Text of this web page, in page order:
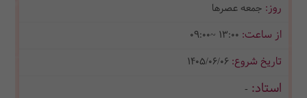
جمعه عصرها
09:00~ 13:00
1405/06/06
-